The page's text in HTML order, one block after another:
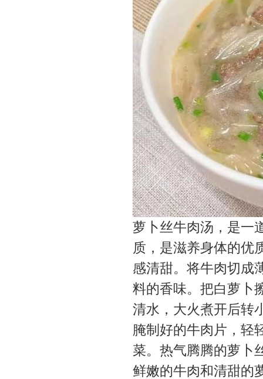
萝卜丝牛肉汤，是一
质，是滋养身体的优
感清甜。将牛肉切成
料的香味。把白萝卜
清水，大火煮开后转
腌制好的牛肉片，轻
菜。热气腾腾的萝卜
鲜嫩的牛肉和清甜的